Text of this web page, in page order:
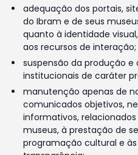
adequação dos portais,
do Ibram e de seus
quanto à identidade
aos recursos de interação;
suspensão da produção
institucionais de caráter
manutenção apenas de
comunicados objetivos,
informativos,
museus, à prestação de
programação cultural e